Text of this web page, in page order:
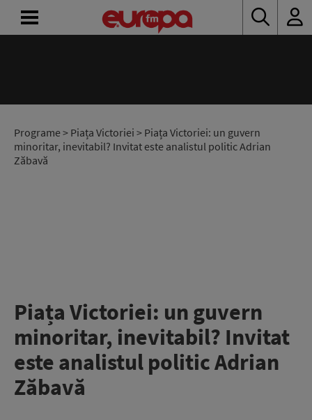
Programe> Piața Victoriei > Piața Victoriei: un guvern
minoritar, inevitabil? Invitat este analistul politic Adrian
Zăbavă
Piața Victoriei: un guvern
minoritar, inevitabil? Invitat
este analistul politic Adrian
Zăbavă
RADIO
CONCURSURI